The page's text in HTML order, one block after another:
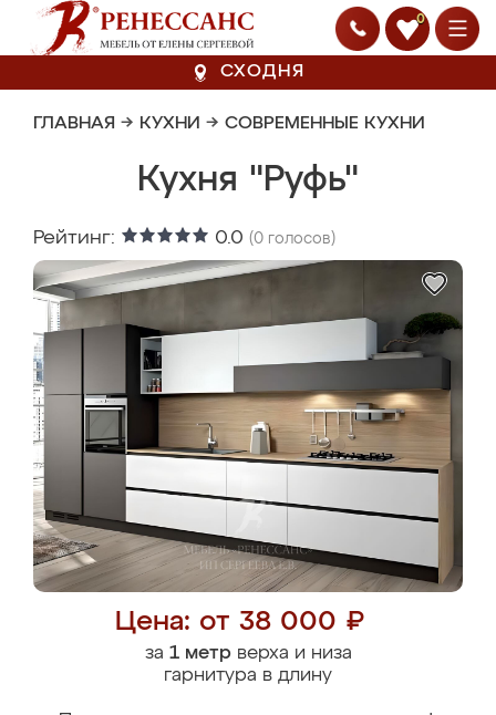
0
СХОДНЯ
ГЛАВНАЯ → КУХНИ → СОВРЕМЕННЫЕ КУХНИ
Кухня "Руфь"
Рейтинг: 0.0 (0 голосов)
Цена: от 38 000 ₽
за 1 метрверха и низа
гарнитура в длину